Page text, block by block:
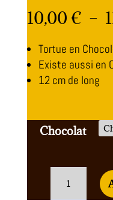
10,00€ –
Tortue en
Existe aussi en
12 cm de long
Chocolat
quantité
Tortue